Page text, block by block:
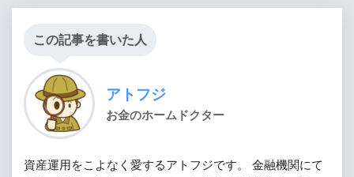
この記事を書いた人
アトフジ
お金のホームドクター
資産運用をこよなく愛するアトフジです。 金融機関にて